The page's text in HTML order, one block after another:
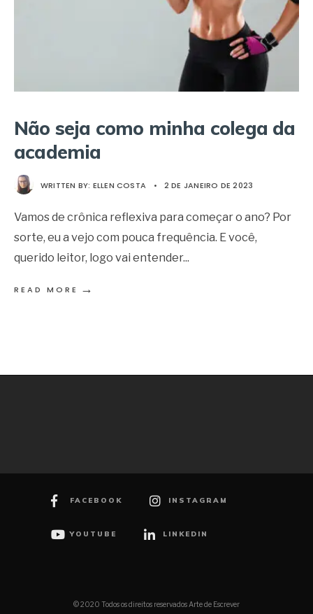
Não seja como minha colega da
academia
WRITTEN BY: ELLEN COSTA • 2 DE JANEIRO DE 2023
Vamos de crônica reflexiva para começar o ano? Por
sorte, eu a vejo com pouca frequência. E você,
querido leitor, logo vai entender...
READ MORE →
FACEBOOK INSTAGRAM
YOUTUBE LINKEDIN
© 2020 Todos os direitos reservados Arte de Escrever